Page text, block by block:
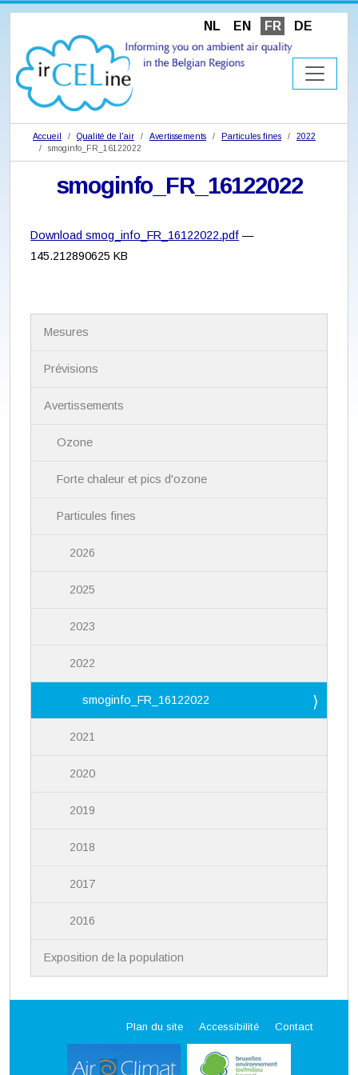
NL EN FR DE
Accueil Qualité de l'air Avertissements Particules fines
2022
smoginfo_FR_16122022
smoginfo_FR_16122022
Download smog_info_FR_16122022.pdf —
145.212890625 KB
Mesures
Prévisions
Avertissements
Ozone
Forte chaleur et pics d'ozone
Particules fines
2026
2025
2023
2022
smoginfo_FR_16122022
2021
2020
2019
2018
2017
2016
Exposition de la population
Plan du site Accessibilité Contact